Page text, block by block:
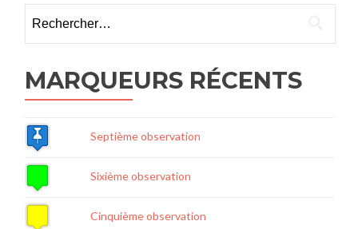
MARQUEURS RÉCENTS
Septième observation
Sixième observation
Cinquième observation